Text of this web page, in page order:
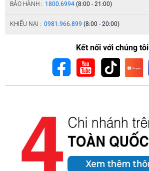
BẢO HÀNH : 1800.6994 (8:00 - 21:00)
KHIẾU NẠI : 0981.966.899 (8:00 - 20:00)
Kết nối với chúng tôi